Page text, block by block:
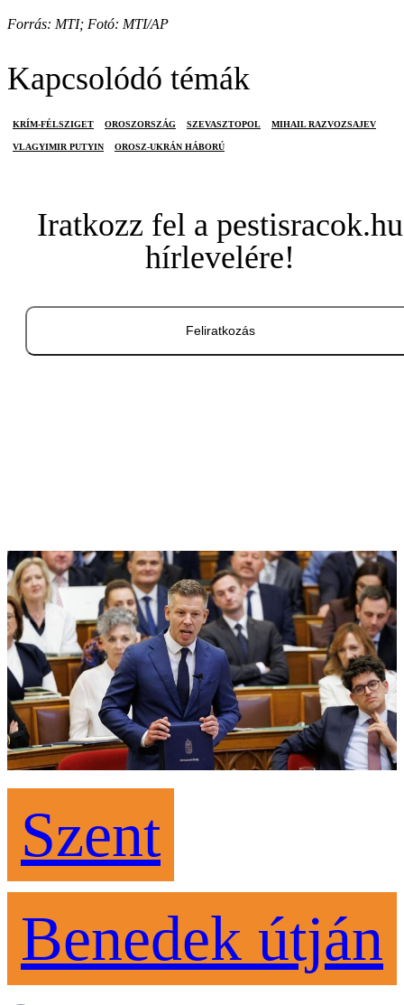
Forrás: MTI; Fotó: MTI/AP
Kapcsolódó témák
KRÍM-FÉLSZIGET OROSZORSZÁG SZEVASZTOPOL MIHAIL RAZVOZSAJEV
VLAGYIMIR PUTYIN OROSZ-UKRÁN HÁBORÚ
Iratkozz fel a pestisracok.hu
hírlevelére!
Feliratkozás
Szent
Benedek útján